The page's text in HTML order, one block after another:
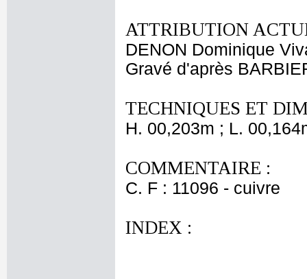
ATTRIBUTION
DENON Dominique
Gravé d'après
TECHNIQUES ET
H. 00,203m ; L.
COMMENTAIRE :
C. F : 11096 - cuivre
INDEX :